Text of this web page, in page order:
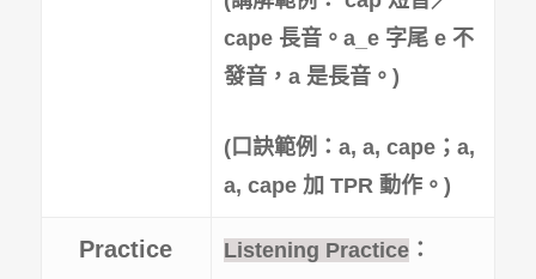
cape 長音。a_e 字尾 e 不
發音，a 是長音。)
(口訣範例：a, a, cape；a,
a, cape 加 TPR 動作。)
Practice Listening Practice：